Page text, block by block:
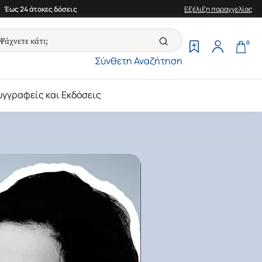
Έως 24 άτοκες δόσεις Εξέλιξη παραγγελίας
Σύνθετη Αναζήτηση
0
και Εκδόσεις